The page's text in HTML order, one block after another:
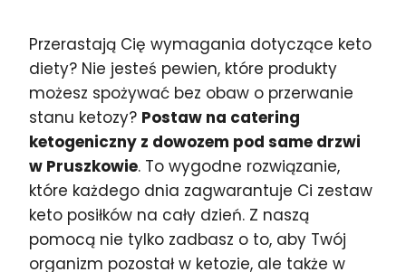
Przerastają Cię wymagania dotyczące keto
diety? Nie jesteś pewien, które produkty
możesz spożywać bez obaw o przerwanie
stanu ketozy? Postaw na catering
ketogeniczny z dowozem pod same drzwi
w Pruszkowie. To wygodne rozwiązanie,
które każdego dnia zagwarantuje Ci zestaw
keto posiłków na cały dzień. Z naszą
pomocą nie tylko zadbasz o to, aby Twój
organizm pozostał w ketozie, ale także w